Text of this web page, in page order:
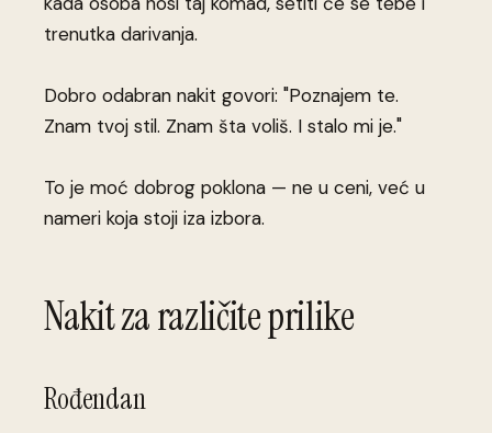
trenutka darivanja.
Dobro odabran nakit govori: "Poznajem te.
Znam tvoj stil. Znam šta voliš. I stalo mi je."
To je moć dobrog poklona — ne u ceni, već u
nameri koja stoji iza izbora.
Nakit za različite prilike
Rođendan